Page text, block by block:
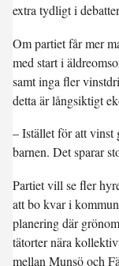
extra tydligt i
Om partiet får mer
med start i
samt inga fler
detta är långsiktigt
– Istället för att vinst
barnen. Det sparar
Partiet vill se fler
att bo kvar i
planering där
tätorter nära
mellan Munsö och